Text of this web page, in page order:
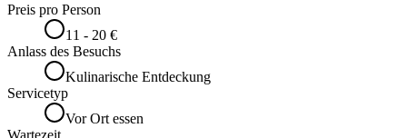
Preis pro Person
11 - 20 €
Anlass des Besuchs
Kulinarische Entdeckung
Servicetyp
Vor Ort essen
Wartezeit